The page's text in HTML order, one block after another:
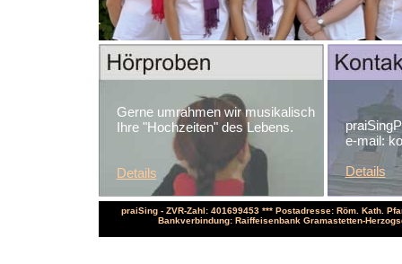
Gerne umrahmen wir musikalisch
Ihre "Hochzeiten" des Lebens.
Details
e-mail:
Details
praiSing - ZVR-Zahl: 401699453 *** Postadresse: Röm. Kath.
Bankverbindung: Raiffeisenbank Gramastetten-